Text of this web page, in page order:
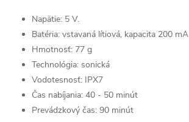
Napätie: 5 V.
Batéria: vstavaná lítiová, kapacita 200 mA
Hmotnosť: 77 g
Technológia: sonická
Vodotesnosť: IPX7
Čas nabíjania: 40 - 50 minút
Prevádzkový čas: 90 minút